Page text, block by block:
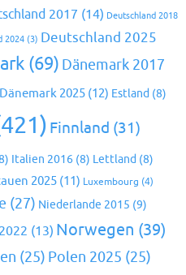
2017 (14) Deutschland 2018
2024 (3) Deutschland 2025
(69) Dänemark 2017
Dänemark 2025 (12) Estland (8)
Finnland (31)
Italien 2016 (8) Lettland (8)
2025(11) Luxembourg (4)
(27) Niederlande 2015 (9)
(13) Norwegen (39)
(25) Polen 2025 (25)